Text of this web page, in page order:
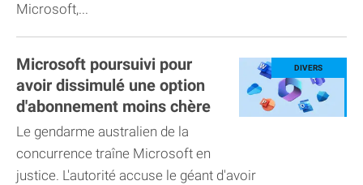
Microsoft,...
Microsoft poursuivi pour
avoir dissimulé une option
d'abonnement moins chère
Le gendarme australien de la
concurrence traîne Microsoft en
justice. L'autorité accuse le géant d'avoir